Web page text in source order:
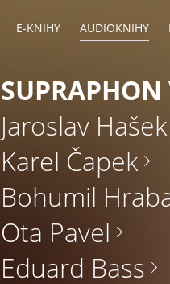
E-KNIHY AUDIOKNIHY
SUPRAPHON
Jaroslav Hašek
Karel Čapek
Bohumil
Ota Pavel
Eduard Bass